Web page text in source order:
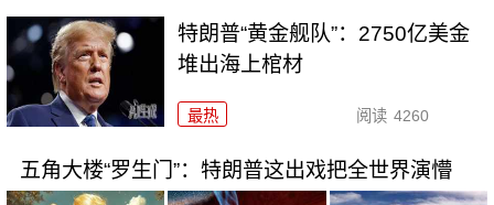
特朗普“黄金舰队”：2750亿美金
堆出海上棺材
最热 阅读 4260
五角大楼“罗生门”：特朗普这出戏把全世界演懵